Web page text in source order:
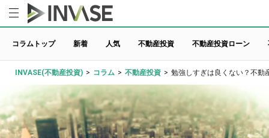
コラムトップ 新着 人気 不動産投資 不動産投資ローン
INVASE(不動産投資) > コラム > 不動産投資 > 勉強しすぎは良くない？不動